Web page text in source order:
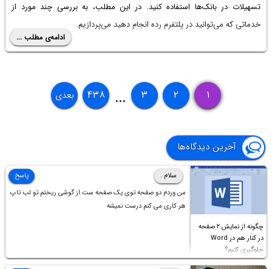
تسهیلات در بانک‌ها استفاده کنید. در این مطلب، به بررسی چند مورد از
خدماتی که می‌توانید در پلتفرم رده انجام دهید می‌پردازیم.
ادامه‌ی مطلب ...
۱ ۲ ۳ ... ۴۳۸ بعدی
آخرین دیدگاه‌ها
چگونه از نمایش ۲ صفحه
در کنار هم در Word
جلوگیری کنیم؟
سلام .
من وردم دو صفحه توی یک صفحه ست از گوشی ریختم تو لب تاپ
هر کاری می کنم درست نمیشه
پاسخ